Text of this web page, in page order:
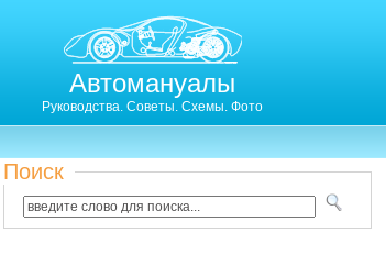
Автомануалы
Руководства. Советы. Схемы. Фото
Поиск